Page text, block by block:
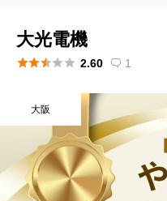
大光電機
 2.60  1
大阪